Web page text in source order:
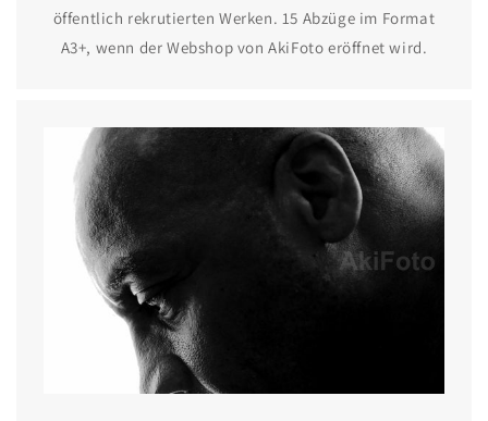
öffentlich rekrutierten Werken. 15 Abzüge im Format
A3+, wenn der Webshop von AkiFoto eröffnet wird.